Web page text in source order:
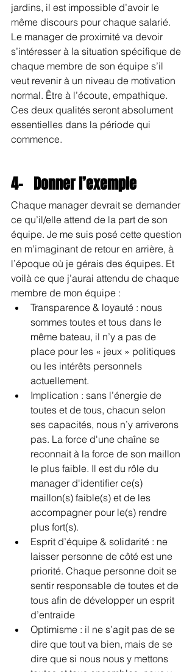
jardins, il est impossible d’avoir le
même discours pour chaque salarié.
Le manager de proximité va devoir
s’intéresser à la situation spécifique de
chaque membre de son équipe s’il
veut revenir à un niveau de motivation
normal. Être à l’écoute, empathique.
Ces deux qualités seront absolument
essentielles dans la période qui
commence.
4-   Donner l’exemple
Chaque manager devrait se demander
ce qu’il/elle attend de la part de son
équipe. Je me suis posé cette question
en m’imaginant de retour en arrière, à
l’époque où je gérais des équipes. Et
voilà ce que j’aurai attendu de chaque
membre de mon équipe :
Transparence & loyauté : nous
sommes toutes et tous dans le
même bateau, il n’y a pas de
place pour les « jeux » politiques
ou les intérêts personnels
actuellement.
Implication : sans l’énergie de
toutes et de tous, chacun selon
ses capacités, nous n’y arriverons
pas. La force d'une chaîne se
reconnait à la force de son maillon
le plus faible. Il est du rôle du
manager d'identifier ce(s)
maillon(s) faible(s) et de les
accompagner pour le(s) rendre
plus fort(s).
Esprit d’équipe & solidarité : ne
laisser personne de côté est une
priorité. Chaque personne doit se
sentir responsable de toutes et de
tous afin de développer un esprit
d’entraide
Optimisme : il ne s’agit pas de se
dire que tout va bien, mais de se
dire que si nous nous y mettons